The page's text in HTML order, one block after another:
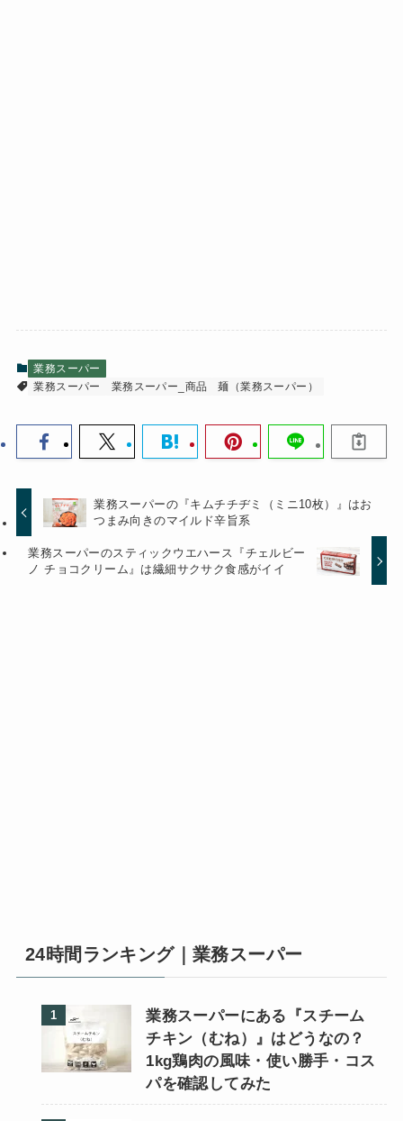
業務スーパー
業務スーパー
業務スーパー_商品 麺（業務スーパー）
業務スーパーの『キムチチヂミ（ミニ10枚）』はお
つまみ向きのマイルド辛旨系
業務スーパーのスティックウエハース『チェルビー
ノ チョコクリーム』は繊細サクサク食感がイイ
24時間ランキング｜業務スーパー
業務スーパーにある『スチーム
チキン（むね）』はどうなの？
1kg鶏肉の風味・使い勝手・コス
パを確認してみた